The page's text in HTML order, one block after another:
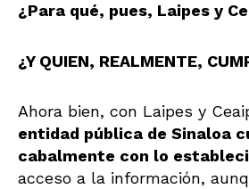
¿Para qué, pues, Laipes y
¿Y QUIEN, REALMENTE,
Ahora bien, con Laipes y
entidad pública de Sinaloa
cabalmente con lo
acceso a la información,